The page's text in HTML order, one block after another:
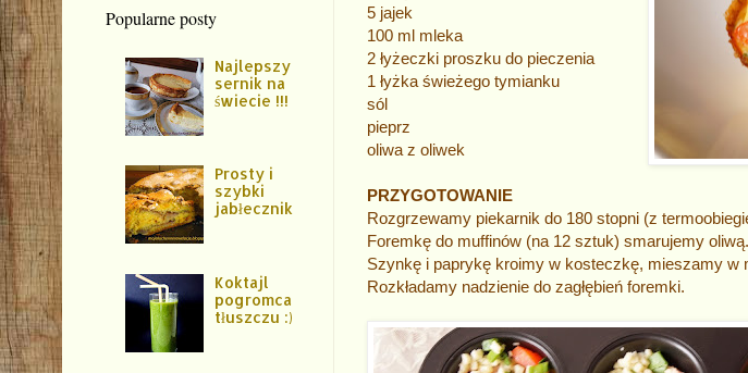
5 jajek
100 ml mleka
2 łyżeczki proszku do pieczenia
1 łyżka świeżego tymianku
sól
pieprz
oliwa z oliwek
PRZYGOTOWANIE
Rozgrzewamy piekarnik do 180 stopni (z
Foremkę do muffinów (na 12 sztuk) smarujemy oliwą.
Szynkę i paprykę kroimy w kosteczkę, mieszamy
Rozkładamy nadzienie do zagłębień foremki.
Popularne posty
Najlepszy
sernik na
świecie !!!
Prosty i
szybki
jabłecznik
Koktajl
pogromca
tłuszczu :)